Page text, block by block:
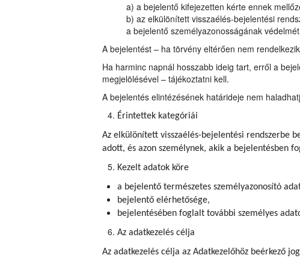
a) a bejelentő kifejezetten kérte ennek
b) az elkülönített visszaélés-bejelentési
a bejelentő személyazonosságának
A bejelentést – ha törvény eltérően nem
Ha harminc napnál hosszabb ideig tart, erről a
megjelölésével – tájékoztatni kell.
A bejelentés elintézésének határideje nem
Érintettek kategóriái
Az elkülönített visszaélés-bejelentési rendszerbe
adott, és azon személynek, akik a bejelentésben
Kezelt adatok köre
a bejelentő természetes személyazonosító
bejelentő elérhetősége,
bejelentésében foglalt további személyes
Az adatkezelés célja
Az adatkezelés célja az Adatkezelőhöz beérkező